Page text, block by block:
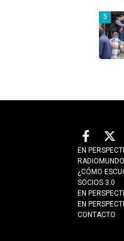
EN
¿CÓMO
SOCIOS 3.0
EN
EN
CONTACTO